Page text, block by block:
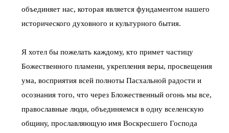
объединяет нас, которая является фундаментом нашего
исторического духовного и культурного бытия.
Я хотел бы пожелать каждому, кто примет частицу
Божественного пламени, укрепления веры, просвещения
ума, восприятия всей полноты Пасхальной радости и
осознания того, что через Бложественный огонь мы все,
православные люди, объединяемся в одну вселенскую
общину, прославляющую имя Воскресшего Господа